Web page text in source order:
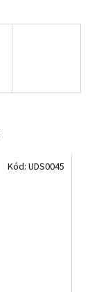
Kód: UDS0045